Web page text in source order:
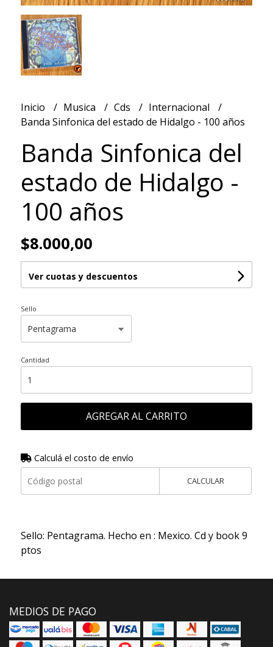
Inicio Musica Cds
Internacional
Banda Sinfonica del estado de Hidalgo - 100 años
Banda Sinfonica del
estado de Hidalgo -
100 años
$8.000,00
Ver cuotas y descuentos
Sello
Cantidad
AGREGAR AL CARRITO
Calculá el costo de envío
CALCULAR
Sello: Pentagrama. Hecho en : Mexico. Cd y book 9
ptos
MEDIOS DE PAGO